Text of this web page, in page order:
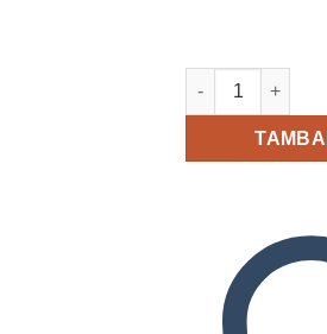
Kuantitas Q&Q